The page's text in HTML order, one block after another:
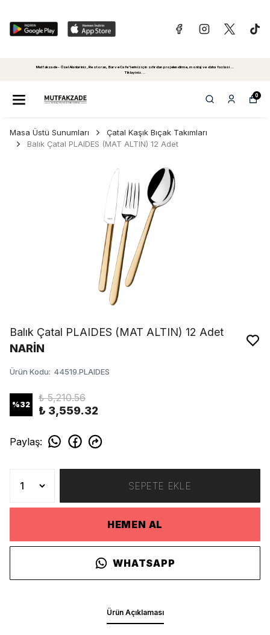
Mutfakzade - Özel Alanlariniz, Restoran, Bar ve Cafe'leriniz için sıfırdan projelendirme, montaj ve daha fazlasi...
Tiklayiniz...
0
Masa Üstü Sunumları
Çatal Kaşık Bıçak Takımları
Balık Çatal PLAIDES (MAT ALTIN) 12 Adet
Balık Çatal PLAIDES (MAT ALTIN) 12 Adet
NARİN
Ürün Kodu: 44519.PLAIDES
%32
₺ 5,210.56
₺ 3,559.32
Paylaş:
SEPETE EKLE
HEMEN AL
WHATSAPP
Ürün Açıklaması